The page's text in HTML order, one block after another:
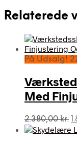
Relaterede
På Udsalg!
Med
2.380,00kr.